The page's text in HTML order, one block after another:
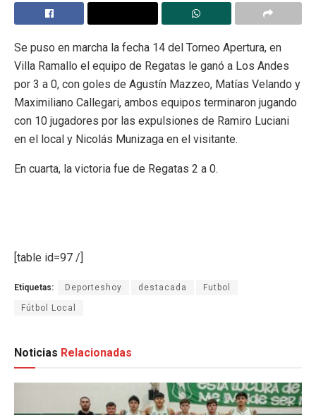
Se puso en marcha la fecha 14 del Torneo Apertura, en
Villa Ramallo el equipo de Regatas le ganó a Los Andes
por 3 a 0, con goles de Agustín Mazzeo, Matías Velando y
Maximiliano Callegari, ambos equipos terminaron jugando
con 10 jugadores por las expulsiones de Ramiro Luciani
en el local y Nicolás Munizaga en el visitante.
En cuarta, la victoria fue de Regatas 2 a 0.
[table id=97 /]
Etiquetas: Deporteshoy destacada Futbol
Fútbol Local
Noticias Relacionadas